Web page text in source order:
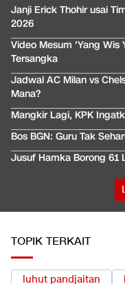
Janji Erick Thohir usai
2026
Video Mesum 'Yang Wis
Tersangka
Jadwal AC Milan vs
Mana?
Mangkir Lagi, KPK
Bos BGN: Guru Tak
Jusuf Hamka Borong 61
TOPIK TERKAIT
luhut pandjaitan